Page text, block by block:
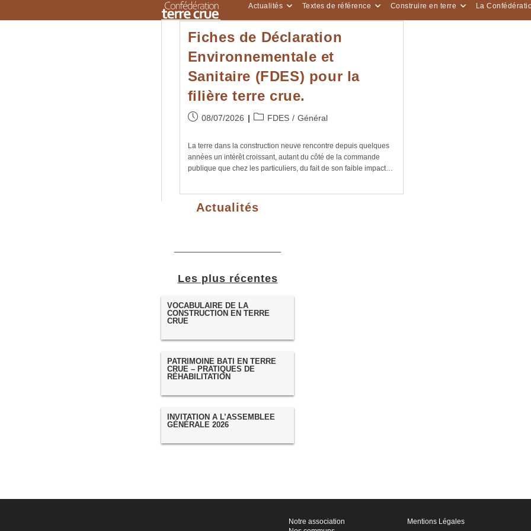
content
Actualités Textes de référence Construire en terre La
Fiches de Déclaration
Environnementale et
Sanitaire (FDES) pour la
filière terre crue.
Publication
08/07/2026
PostFDES / Général
La terre dans la construction neuve rencontre depuis quelques
années un intérêt croissant, autant du côté de la commande
publique que chez les particuliers, du fait de son faible impact…
Actualités
Les plus récentes
VOCABULAIRE DE LA
CONSTRUCTION EN TERRE
CRUE
PATRIMOINE BÂTI EN TERRE
CRUE – PRATIQUES DE
RÉHABILITATION
INVITATION À L’ASSEMBLÉE
GÉNÉRALE 2026
Notre association
Mentions Légales